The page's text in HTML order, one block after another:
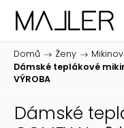
Domů / Ženy /
Dámské teplákové
VÝROBA
Dámské